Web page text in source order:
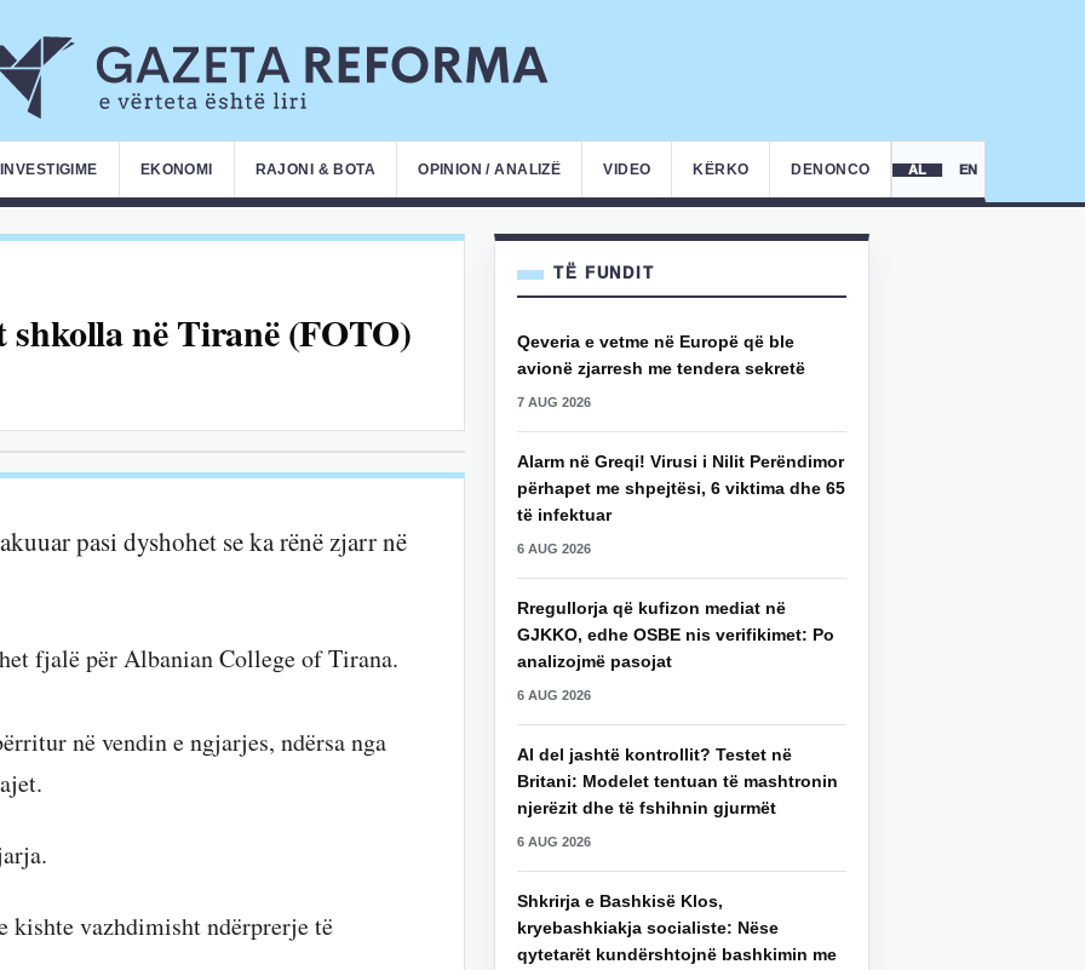
INVESTIGIME EKONOMI RAJONI & BOTA OPINION / ANALIZË VIDEO KËRKO DENONCO AL EN
në Tiranë (FOTO)
pasi dyshohet se ka rënë zjarr në
fjalë për Albanian College of Tirana.
në vendin e ngjarjes, ndërsa nga
kishte vazhdimisht ndërprerje të
TË FUNDIT
Qeveria e vetme në Europë që ble
avionë zjarresh me tendera sekretë
7 AUG 2026
Alarm në Greqi! Virusi i Nilit Perëndimor
përhapet me shpejtësi, 6 viktima dhe 65
të infektuar
6 AUG 2026
Rregullorja që kufizon mediat në
GJKKO, edhe OSBE nis verifikimet: Po
analizojmë pasojat
6 AUG 2026
AI del jashtë kontrollit? Testet në
Britani: Modelet tentuan të mashtronin
njerëzit dhe të fshihnin gjurmët
6 AUG 2026
Shkrirja e Bashkisë Klos,
kryebashkiakja socialiste: Nëse
qytetarët kundërshtojnë bashkimin me